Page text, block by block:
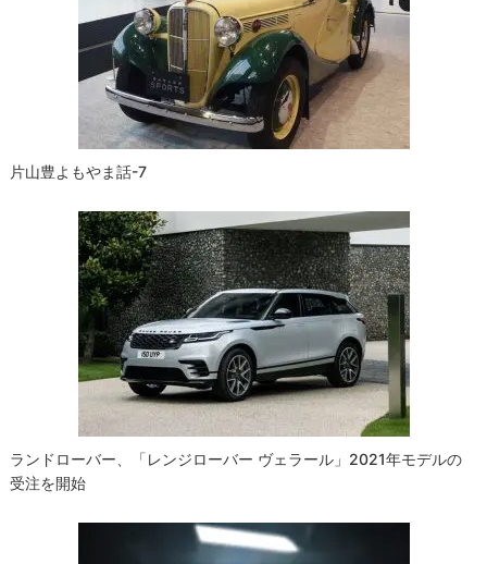
片山豊よもやま話-7
ランドローバー、「レンジローバー ヴェラール」2021年モデルの
受注を開始